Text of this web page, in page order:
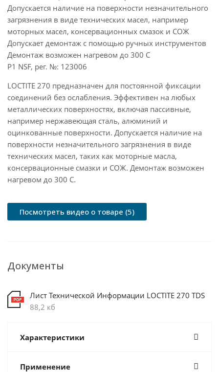
Допускается наличие на поверхности незначительного
загрязнения в виде технических масел, например
моторных масел, консервационных смазок и СОЖ
Допускает демонтаж с помощью ручных инструментов
Демонтаж возможен нагревом до 300 C
P1 NSF, рег. №: 123006
LOCTITE 270 предназначен для постоянной фиксации
соединений без ослабления. Эффективен на любых
металлических поверхностях, включая пассивные,
например нержавеющая сталь, алюминий и
оцинкованные поверхности. Допускается наличие на
поверхности незначительного загрязнения в виде
технических масел, таких как моторные масла,
консервационные смазки и СОЖ. Демонтаж возможен
нагревом до 300 C.
Посмотреть видео о товаре (5)
Документы
Лист Технической Информации LOCTITE 270 TDS
88,2 кб
Характеристики
Применение